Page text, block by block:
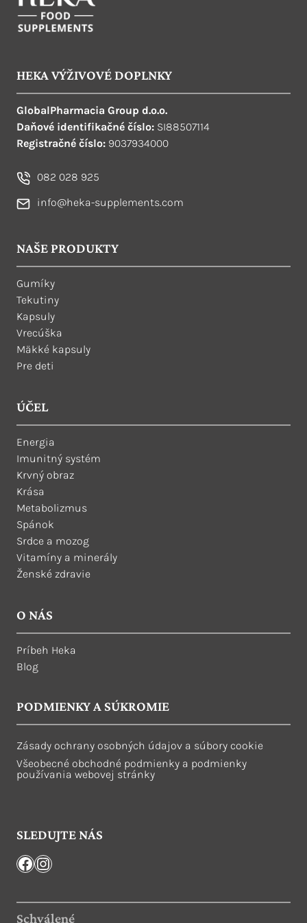
HEKA VÝŽIVOVÉ DOPLNKY
GlobalPharmacia Group d.o.o.
Daňové identifikačné číslo: SI88507114
Registračné číslo: 9037934000
082 028 925
info@heka-supplements.com
NAŠE PRODUKTY
Gumíky
Tekutiny
Kapsuly
Vrecúška
Mäkké kapsuly
Pre deti
ÚČEL
Energia
Imunitný systém
Krvný obraz
Krása
Metabolizmus
Spánok
Srdce a mozog
Vitamíny a minerály
Ženské zdravie
O NÁS
Príbeh Heka
Blog
PODMIENKY A SÚKROMIE
Zásady ochrany osobných údajov a súbory cookie
Všeobecné obchodné podmienky a podmienky
používania webovej stránky
SLEDUJTE NÁS
Facebook
Instagram
Schválené